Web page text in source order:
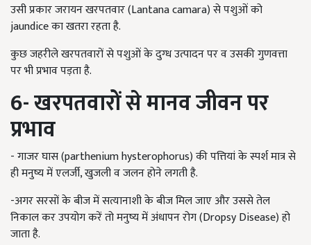
उसी प्रकार जरायन खरपतवार (Lantana camara) से पशुओं को
jaundice का खतरा रहता है.
कुछ जहरीले खरपतवारों से पशुओं के दुग्ध उत्पादन पर व उसकी गुणवत्ता
पर भी प्रभाव पड़ता है.
6-खरपतवारों से मानव जीवन पर
प्रभाव
- गाजर घास (parthenium hysterophorus) की पत्तियां के स्पर्श मात्र से
ही मनुष्य में एलर्जी, खुजली व जलन होने लगती है.
-अगर सरसों के बीज में सत्यानाशी के बीज मिल जाए और उससे तेल
निकाल कर उपयोग करें तो मनुष्य में अंधापन रोग (Dropsy Disease) हो
जाता है.